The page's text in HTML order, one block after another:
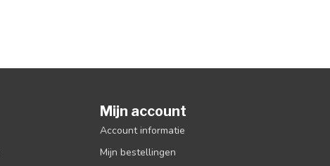
Mijn account
Account informatie
Mijn bestellingen